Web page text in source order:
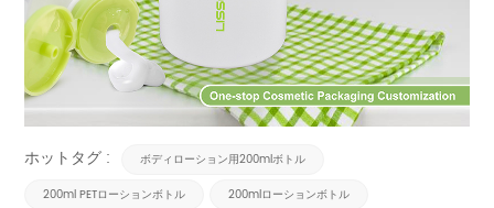
ホットタグ :
ボディローション用200mlボトル
200ml PETローションボトル
200mlローションボトル